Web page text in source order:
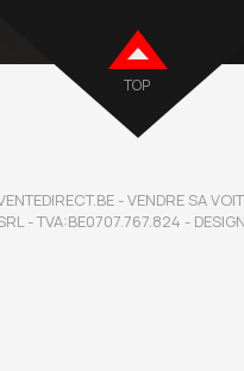
TOP
- VENDRE SA
- TVA:BE0707.767.824 -